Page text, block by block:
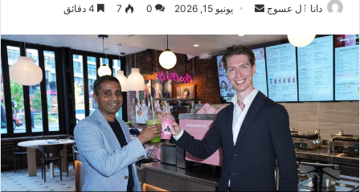
دانا ٱل عسوج
أرسل
إلكترونيا
يونيو 15, 2026 0
7